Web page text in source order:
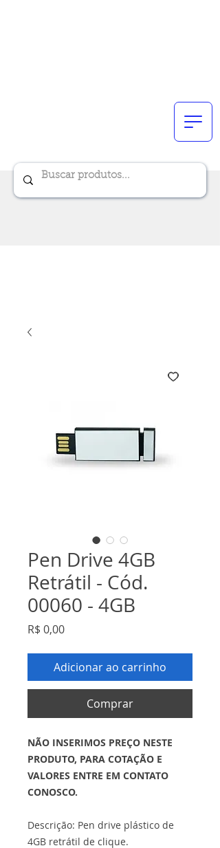
Pen Drive 4GB
Retrátil - Cód.
00060 - 4GB
R$ 0,00Preço
Adicionar ao carrinho
Comprar
NÃO INSERIMOS PREÇO NESTE
PRODUTO, PARA COTAÇÃO E
VALORES ENTRE EM CONTATO
CONOSCO.
Descrição: Pen drive plástico de
4GB retrátil de clique.